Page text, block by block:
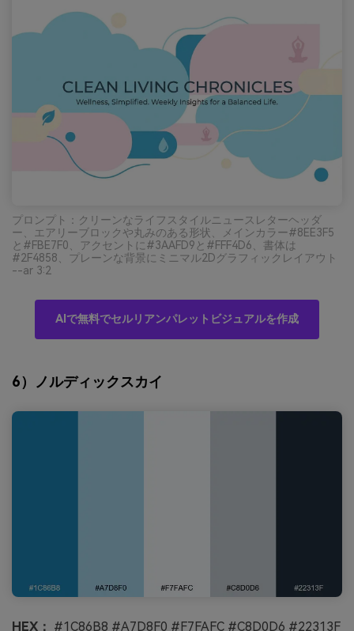
プロンプト：クリーンなライフスタイルニュースレターヘッダ
ー、エアリーブロックや丸みのある形状、メインカラー#8EE3F5
と#FBE7F0、アクセントに#3AAFD9と#FFF4D6、書体は
#2F4858、プレーンな背景にミニマル2Dグラフィックレイアウト
--ar 3:2
AIで無料でセルリアンパレットビジュアルを作成
6）ノルディックスカイ
HEX： #1C86B8 #A7D8F0 #F7FAFC #C8D0D6 #22313F